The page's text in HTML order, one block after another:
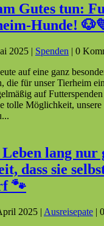
Gutes tun:
Hunde!
2025 | Spenden | 0
auf eine ganz
die für unser Tierheim
auf
tolle Möglichkeit,
lang nur
dass sie
🐾
2025 | Ausreisepate |